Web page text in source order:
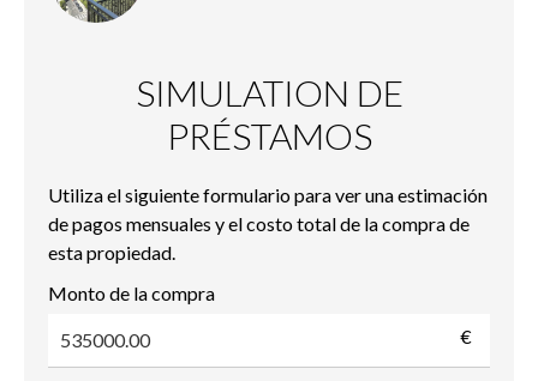
SIMULATION DE
PRÉSTAMOS
Utiliza el siguiente formulario para ver una estimación
de pagos mensuales y el costo total de la compra de
esta propiedad.
Monto de la compra
€